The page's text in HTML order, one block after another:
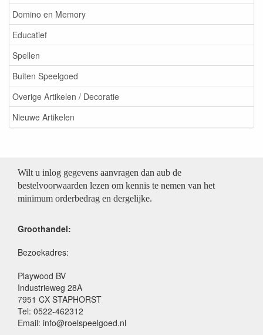
Domino en Memory
Educatief
Spellen
Buiten Speelgoed
Overige Artikelen / Decoratie
Nieuwe Artikelen
Wilt u inlog gegevens aanvragen dan aub de
bestelvoorwaarden lezen om kennis te nemen van het
minimum orderbedrag en dergelijke.
Groothandel:
Bezoekadres:
Playwood BV
Industrieweg 28A
7951 CX STAPHORST
Tel: 0522-462312
Email: info@roelspeelgoed.nl